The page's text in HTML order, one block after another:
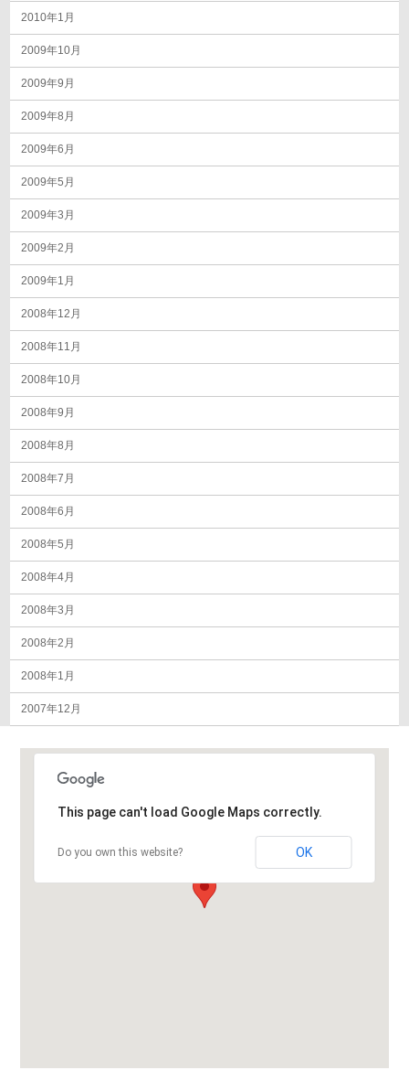
2010年1月
2009年10月
2009年9月
2009年8月
2009年6月
2009年5月
2009年3月
2009年2月
2009年1月
2008年12月
2008年11月
2008年10月
2008年9月
2008年8月
2008年7月
2008年6月
2008年5月
2008年4月
2008年3月
2008年2月
2008年1月
2007年12月
This page can't load Google Maps correctly.
Do you own this website? OK